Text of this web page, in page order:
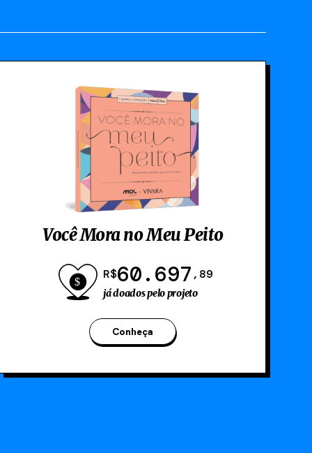
Você Mora no Meu Peito
R$60.697 ,89
já doados pelo projeto
Conheça